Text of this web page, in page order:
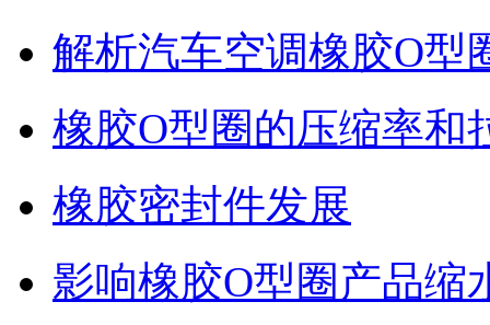
解析汽车空调橡胶O型
橡胶O型圈的压缩率和
橡胶密封件发展
影响橡胶O型圈产品缩